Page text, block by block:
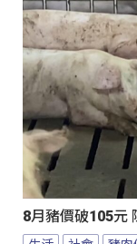
8月豬價破105元